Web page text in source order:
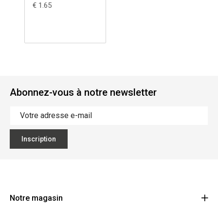
€ 1.65
Abonnez-vous à notre newsletter
Inscription
Notre magasin